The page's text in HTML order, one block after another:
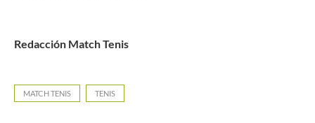
Redacción Match Tenis
MATCH TENIS TENIS